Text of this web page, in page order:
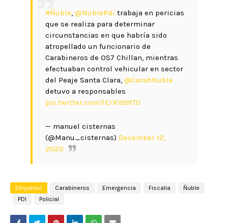
#Ñuble, @NublePdi trabaja en pericias
que se realiza para determinar
circunstancias en que habría sido
atropellado un funcionario de
Carabineros de OS7 Chillan, mientras
efectuaban control vehicular en sector
del Peaje Santa Clara, @CarabNuble
detuvo a responsables
pic.twitter.com/IErXl9BtT0
— manuel cisternas
(@Manu_cisternas) December 12,
2022
Etiquetas Carabineros Emergencia Fiscalia
Ñuble
PDI
Policial